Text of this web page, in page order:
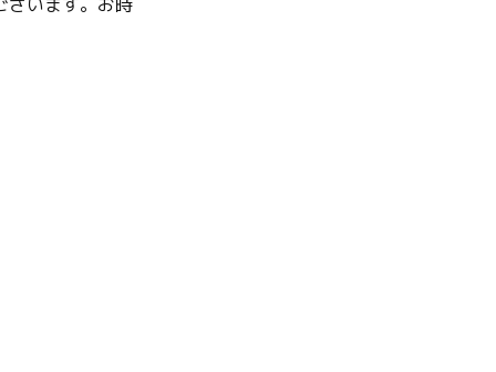
ざいます。お時